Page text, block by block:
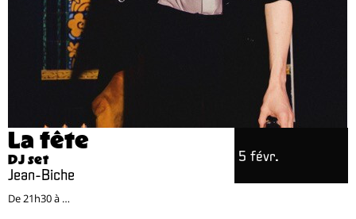
La fête
DJ set
Jean-Biche
5 févr.
De 21h30 à ...